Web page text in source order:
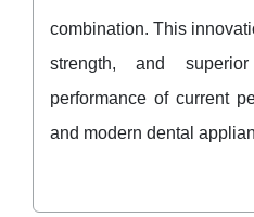
combination. This
strength, and
performance of current
and modern dental